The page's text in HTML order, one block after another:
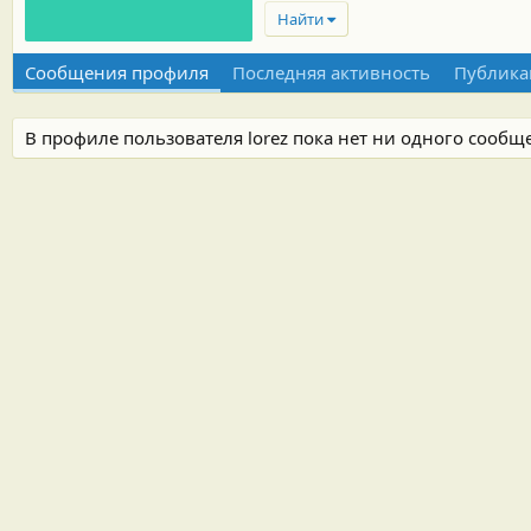
Найти
Сообщения профиля Последняя активность
В профиле пользователя lorez пока нет ни одного